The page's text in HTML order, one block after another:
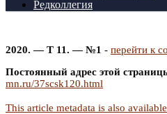
Редколлегия
2020. — Т 11. — №1 - перейти к
Постоянный адрес этой
mn.ru/37scsk120.html
This article metadata is also